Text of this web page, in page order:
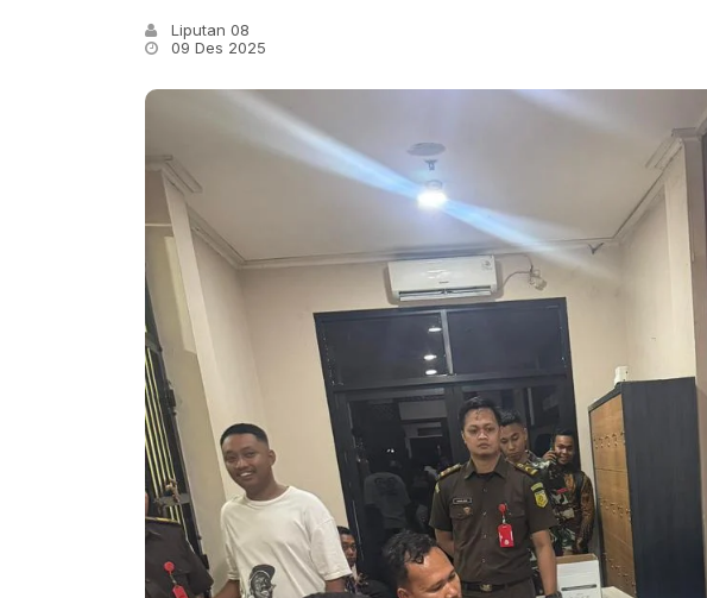
Liputan 08
09 Des 2025